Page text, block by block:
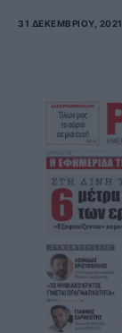
31 ΔΕΚΕΜΒΡΊΟΥ, 2021